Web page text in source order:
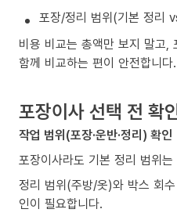
포장/정리 범위(기본 정리
비용 비교는 총액만 보지 말고,
함께 비교하는 편이 안전합니다.
포장이사 선택 전 확
작업 범위(포장·운반·정리) 확인
포장이사라도 기본 정리 범위
정리 범위(주방/옷)와 박스 회
인이 필요합니다.